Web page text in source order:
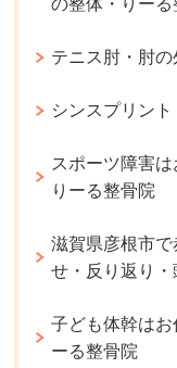
テニス肘・肘
シンスプリン
スポーツ障害
りーる整骨院
滋賀県彦根市
せ・反り返り
子ども体幹は
ーる整骨院